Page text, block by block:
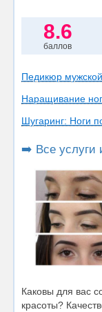
8.6
баллов
Педикюр мужской
Наращивание
Шугаринг: Ноги
➡️ Все услуги
Каковы для вас
красоты?